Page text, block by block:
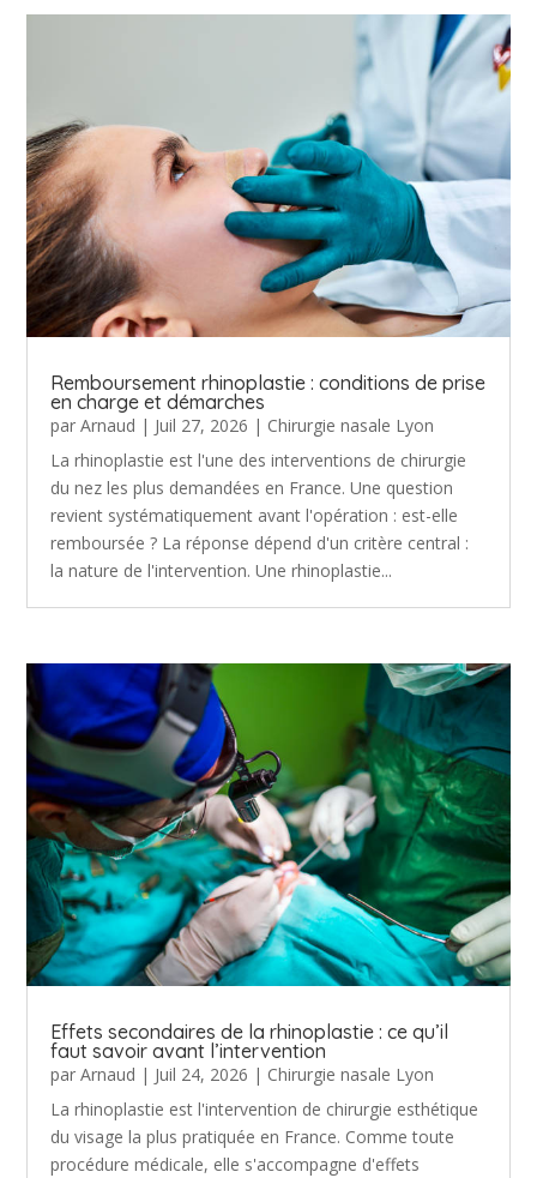
Remboursement rhinoplastie : conditions de prise
en charge et démarches
parArnaud | Juil 27, 2026 | Chirurgie nasale Lyon
La rhinoplastie est l'une des interventions de chirurgie
du nez les plus demandées en France. Une question
revient systématiquement avant l'opération : est-elle
remboursée ? La réponse dépend d'un critère central :
la nature de l'intervention. Une rhinoplastie...
Effets secondaires de la rhinoplastie : ce qu’il
faut savoir avant l’intervention
parArnaud | Juil 24, 2026 | Chirurgie nasale Lyon
La rhinoplastie est l'intervention de chirurgie esthétique
du visage la plus pratiquée en France. Comme toute
procédure médicale, elle s'accompagne d'effets